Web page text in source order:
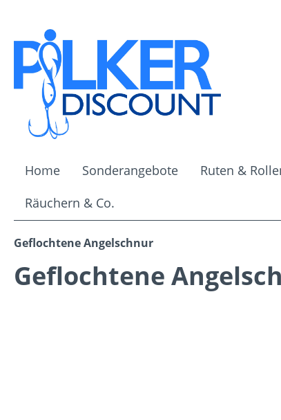
Home Sonderangebote Ruten &
Räuchern & Co.
Geflochtene Angelschnur
Geflochtene